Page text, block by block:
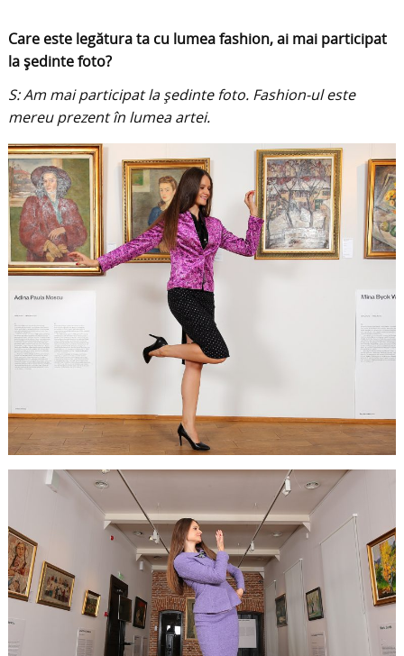
Care este legătura ta cu lumea fashion, ai mai participat
la ședinte foto?
S: Am mai participat la ședinte foto. Fashion-ul este
mereu prezent în lumea artei.